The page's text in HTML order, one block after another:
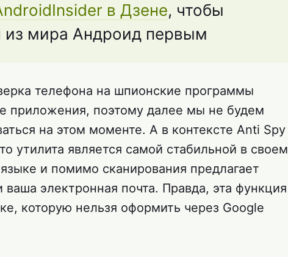
в Дзене, чтобы
из мира Андроид первым
телефона на шпионские программы
приложения, поэтому далее мы не будем
на этом моменте. А в контексте Anti Spy
утилита является самой стабильной в своем
и помимо сканирования предлагает
ваша электронная почта. Правда, эта функция
которую нельзя оформить через Google